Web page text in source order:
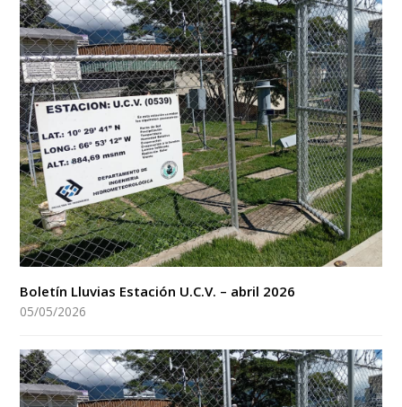
Boletín Lluvias Estación U.C.V. – abril 2026
05/05/2026